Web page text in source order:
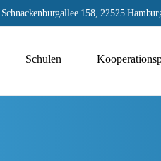
Schnackenburgallee 158, 22525
Schulen